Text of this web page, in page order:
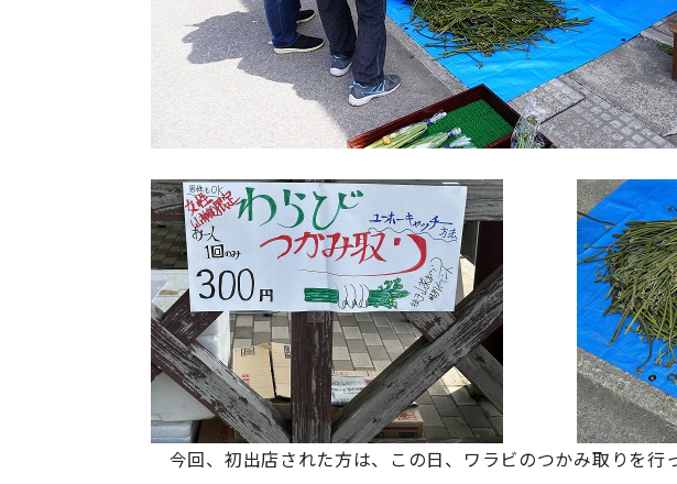
今回、初出店された方は、この日、ワラビのつかみ取りを行